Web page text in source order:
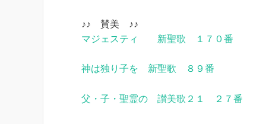
♪♪ 賛美 ♪♪
マジェスティ 新聖歌 １７０番
神は独り子を 新聖歌 ８９番
父・子・聖霊の 讃美歌２１ ２７番